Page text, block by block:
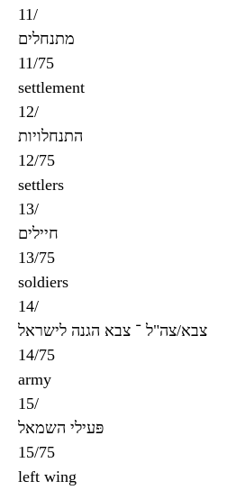
11/
מתנחלים
11/75
settlement
12/
התנחלויות
12/75
settlers
13/
חיילים
13/75
soldiers
14/
צבא/צה"ל ־ צבא הגנה לישראל
14/75
army
15/
פּעילי השמאל
15/75
left wing